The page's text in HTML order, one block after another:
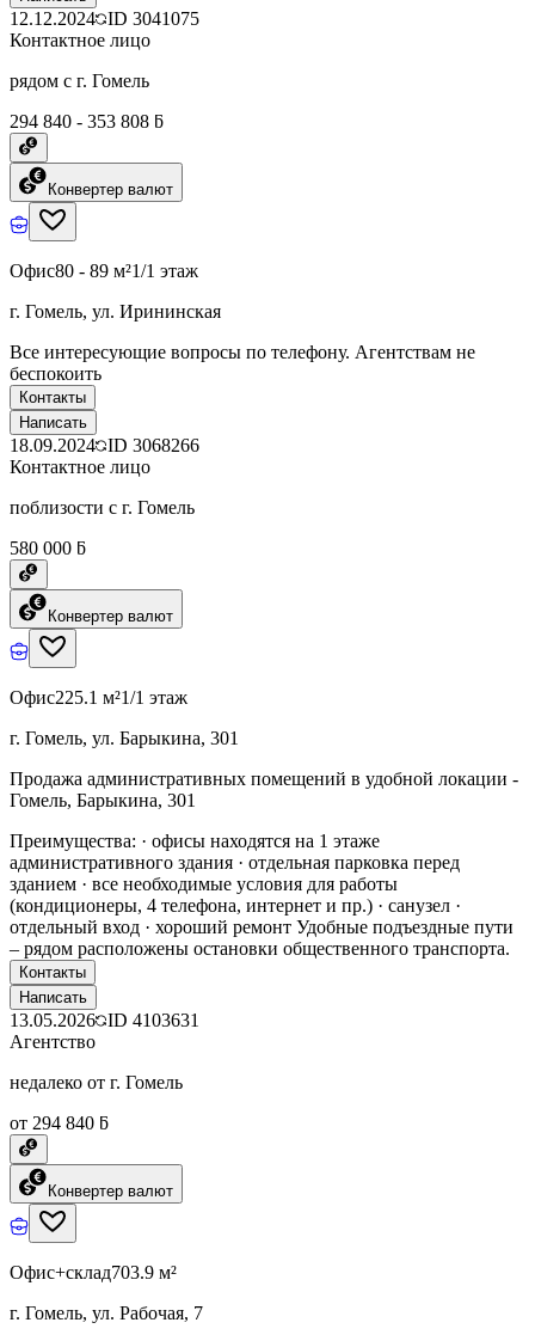
12.12.2024 ID 3041075
Контактное лицо
рядом с г. Гомель
294 840 - 353 808 ƃ
Конвертер валют
Офис80 - 89 м²1/1 этаж
г. Гомель, ул. Ирининская
Все интересующие вопросы по телефону. Агентствам не
беспокоить
Контакты
Написать
18.09.2024 ID 3068266
Контактное лицо
поблизости с г. Гомель
580 000 ƃ
Конвертер валют
Офис225.1 м²1/1 этаж
г. Гомель, ул. Барыкина, 301
Продажа административных помещений в удобной локации -
Гомель, Барыкина, 301
Преимущества: · офисы находятся на 1 этаже
административного здания · отдельная парковка перед
зданием · все необходимые условия для работы
(кондиционеры, 4 телефона, интернет и пр.) · санузел ·
отдельный вход · хороший ремонт Удобные подъездные пути
– рядом расположены остановки общественного транспорта.
Контакты
Написать
13.05.2026 ID 4103631
Агентство
недалеко от г. Гомель
от 294 840 ƃ
Конвертер валют
Офис+склад703.9 м²
г. Гомель, ул. Рабочая, 7